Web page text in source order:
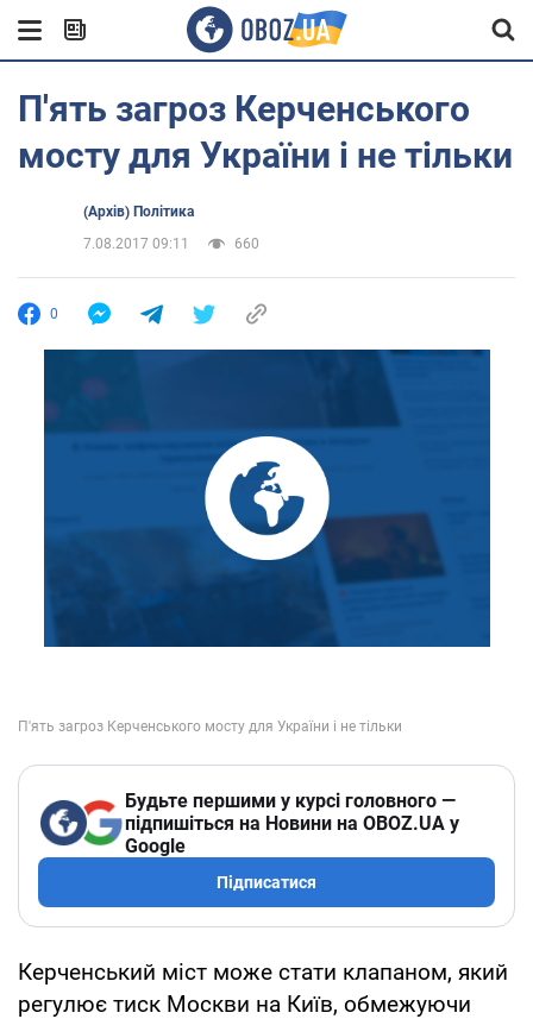
П'ять загроз Керченського
мосту для України і не тільки
(Архів) Політика
7.08.2017 09:11
660
0
Будьте першими у курсі головного —
підпишіться на Новини на OBOZ.UA у
Google
Підписатися
Керченський міст може стати клапаном, який
регулює тиск Москви на Київ, обмежуючи